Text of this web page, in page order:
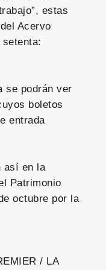
estas
Acervo
se podrán ver
boletos
entrada
así en la
Patrimonio
octubre por la
/ LA